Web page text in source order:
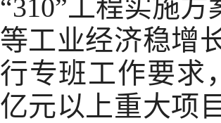
“310”工程实施
等工业经济稳增
行专班工作要求
亿元以上重大项